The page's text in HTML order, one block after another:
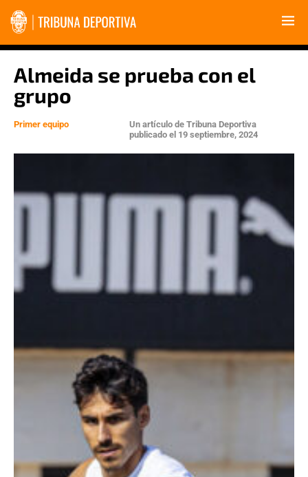
Almeida se prueba con el
grupo
Primer equipo Un artículo de Tribuna Deportiva
publicado el 19 septiembre, 2024